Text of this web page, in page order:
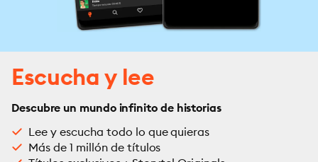
Escucha y lee
Descubre un mundo infinito de historias
Lee y escucha todo lo que quieras
Más de 1 millón de títulos